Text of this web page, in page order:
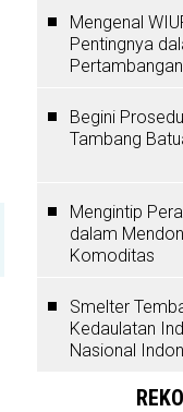
Mengenal
Pentingnya
Pertambangan
Begini
Tambang
Mengintip
dalam
Komoditas
Smelter
Kedaulatan
Nasional